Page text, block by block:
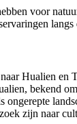
voor
Hualien
bekend
zijn naar